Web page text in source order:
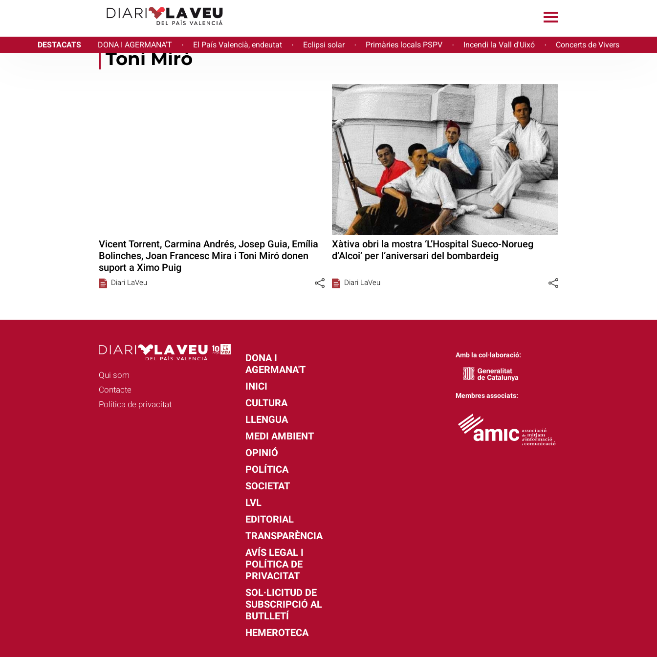
DESTACATS DONA I AGERMANA'T · El País Valencià, endeutat · Eclipsi solar · Primàries locals PSPV · Incendi la Vall d'Uixó · Concerts de Vivers
Toni Miró
Vicent Torrent, Carmina Andrés, Josep Guia, Emília
Bolinches, Joan Francesc Mira i Toni Miró donen
suport a Ximo Puig
Diari LaVeu
Xàtiva obri la mostra ‘L’Hospital Sueco-Norueg
d’Alcoi’ per l’aniversari del bombardeig
Diari LaVeu
Qui som
Contacte
Política de privacitat
DONA I
AGERMANA'T
INICI
CULTURA
LLENGUA
MEDI AMBIENT
OPINIÓ
POLÍTICA
SOCIETAT
LVL
EDITORIAL
TRANSPARÈNCIA
AVÍS LEGAL I
POLÍTICA DE
PRIVACITAT
SOL·LICITUD DE
SUBSCRIPCIÓ AL
BUTLLETÍ
HEMEROTECA
Amb la col·laboració:
Membres associats: